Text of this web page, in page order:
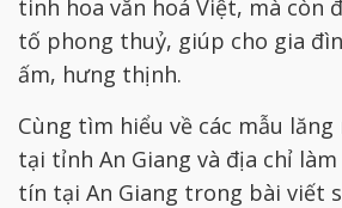
tinh hoa văn hoá Việt, mà còn
tố phong thuỷ, giúp cho gia
ấm, hưng thịnh.
Cùng tìm hiểu về các mẫu
tại tỉnh An Giang và địa chỉ
tín tại An Giang trong bài viết